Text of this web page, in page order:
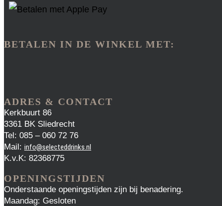
BETALEN IN DE WINKEL MET:
ADRES & CONTACT
Kerkbuurt 86
3361 BK Sliedrecht
Tel: 085 – 060 72 76
Mail: info@selecteddrinks.nl
K.v.K: 82368775
OPENINGSTIJDEN
Onderstaande openingstijden zijn bij benadering.
Maandag: Gesloten